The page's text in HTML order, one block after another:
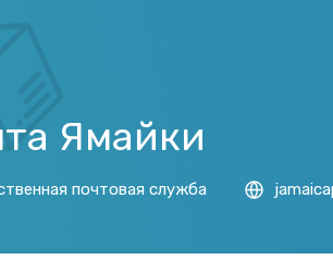
Ямайки
почтовая служба